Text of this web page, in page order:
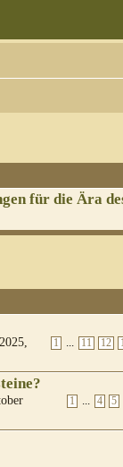
für die Ära
1 ... 11 12
1 ... 4 5